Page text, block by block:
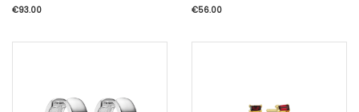
€93.00 €56.00